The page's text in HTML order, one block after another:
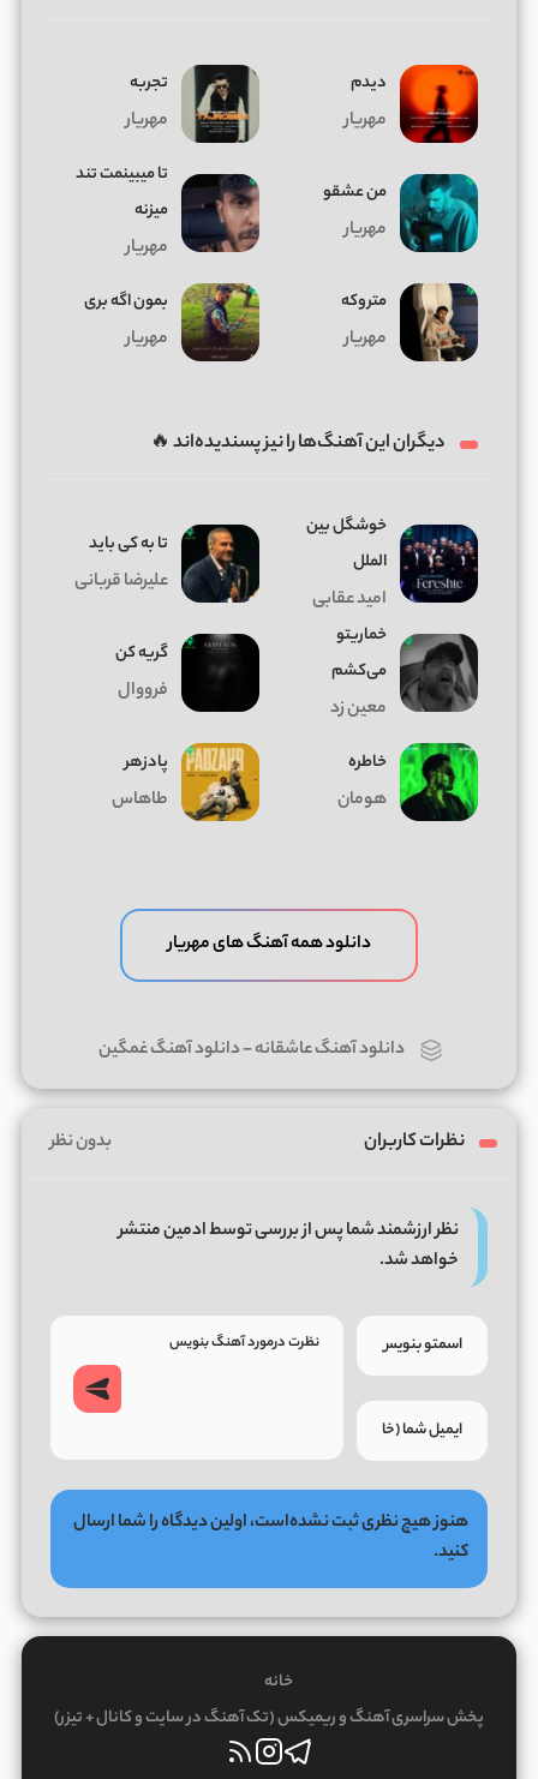
دیدم
مهریار
تجربه
مهریار
من عشقو
مهریار
تا میبینمت تند
میزنه
مهریار
متروکه
مهریار
بمون اگه بری
مهریار
دیگران این آهنگ‌ها را نیز پسندیده‌اند 🔥
خوشگل بین
الملل
امید عقابی
تا به کی باید
علیرضا قربانی
خماریتو
می‌کشم
معین زد
گریه کن
فرووال
خاطره
هومان
پادزهر
طاهاس
دانلود همه آهنگ های مهریار
دانلود آهنگ عاشقانه-دانلود آهنگ غمگین
نظرات کاربران بدون نظر
نظر ارزشمند شما پس از بررسی توسط ادمین منتشر
خواهد شد.
هنوز هیچ نظری ثبت نشده‌است، اولین دیدگاه را شما ارسال
کنید.
خانه
پخش سراسری آهنگ و ریمیکس (تک آهنگ در سایت و کانال + تیزر)